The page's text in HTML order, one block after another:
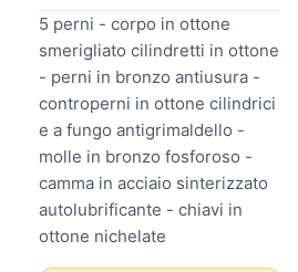
5 perni - corpo in ottone
smerigliato cilindretti in ottone
- perni in bronzo antiusura -
controperni in ottone cilindrici
e a fungo antigrimaldello -
molle in bronzo fosforoso -
camma in acciaio sinterizzato
autolubrificante - chiavi in
ottone nichelate